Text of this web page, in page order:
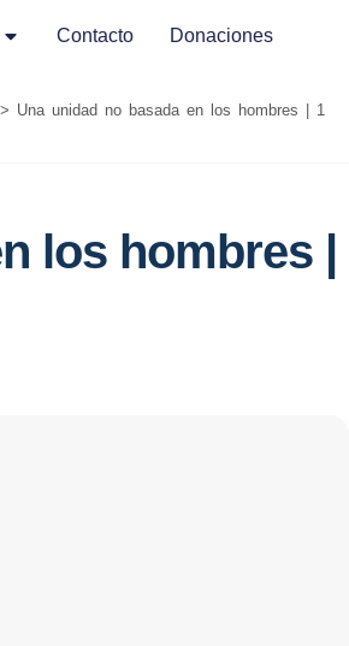
Contacto Donaciones
> Una unidad no basada en los hombres | 1
los hombres |